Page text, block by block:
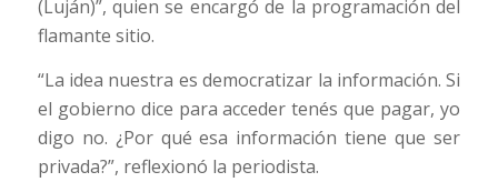
(Luján)”, quien se encargó de la programación del
flamante sitio.
“La idea nuestra es democratizar la información. Si
el gobierno dice para acceder tenés que pagar, yo
digo no. ¿Por qué esa información tiene que ser
privada?”, reflexionó la periodista.